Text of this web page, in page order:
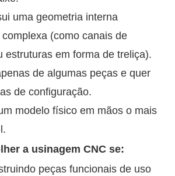
uma geometria interna
(como canais de
estruturas em forma de treliça).
de algumas peças e quer
de configuração.
modelo físico em mãos o mais
a usinagem CNC se:
peças funcionais de uso